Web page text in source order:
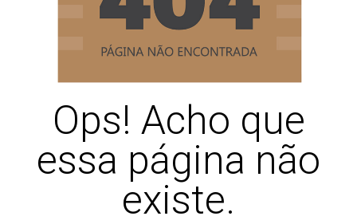
Ops! Acho que
essa página não
existe.